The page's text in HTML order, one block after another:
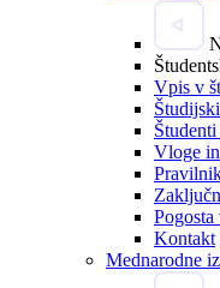
Vpis v
Vloge
Kontakt
Mednarodne